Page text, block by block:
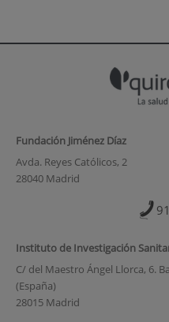
Fundación Jiménez Díaz
Avda. Reyes Católicos, 2
28040 Madrid
Instituto de Investigación
C/ del Maestro Ángel Llorca, 6.
(España)
28015 Madrid